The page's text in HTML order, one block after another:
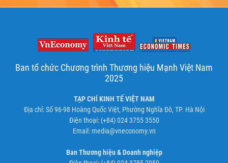
Ban tổ chức Chương trình Thương hiệu Mạnh Việt Nam
2025
TẠP CHÍ KINH TẾ VIỆT NAM
Địa chỉ: Số 96-98 Hoàng Quốc Việt, Phường Nghĩa Đô, TP. Hà Nội
Điện thoại: (+84) 024 3755 3550
Email: media@vneconomy.vn
Ban Thương hiệu & Doanh nghiệp